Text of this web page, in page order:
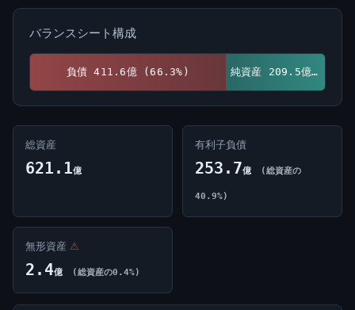
バランスシート構成
負債 411.6億 (66.3%) 純資産 209.5億 (33.7%)
総資産
621.1億
有利子負債
253.7億 (総資産の
40.9%)
無形資産 ⚠
2.4億 (総資産の0.4%)